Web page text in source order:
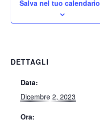
Salva nel tuo calendario
DETTAGLI
Data:
Dicembre 2, 2023
Ora: